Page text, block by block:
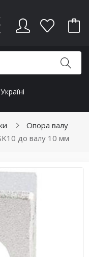
Опора валу
до валу 10 мм